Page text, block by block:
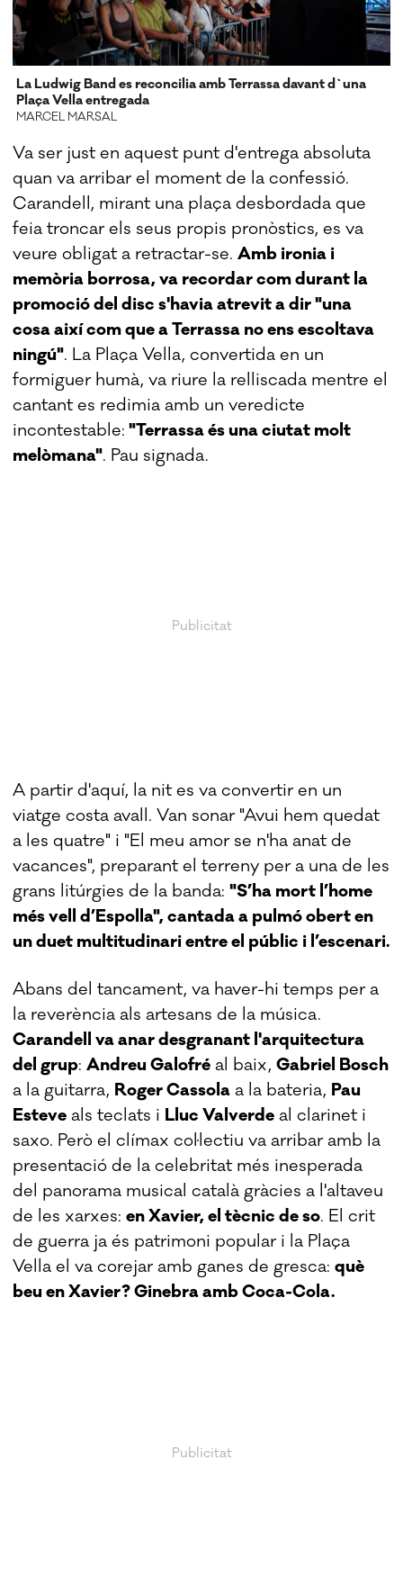
La Ludwig Band es reconcilia amb Terrassa davant d`una
Plaça Vella entregada
MARCEL MARSAL
Va ser just en aquest punt d'entrega absoluta
quan va arribar el moment de la confessió.
Carandell, mirant una plaça desbordada que
feia troncar els seus propis pronòstics, es va
veure obligat a retractar-se.Amb ironia i
memòria borrosa, va recordar com durant la
promoció del disc s'havia atrevit a dir "una
cosa així com que a Terrassa no ens escoltava
ningú". La Plaça Vella, convertida en un
formiguer humà, va riure la relliscada mentre el
cantant es redimia amb un veredicte
incontestable: "Terrassa és una ciutat molt
melòmana". Pau signada.
A partir d'aquí, la nit es va convertir en un
viatge costa avall. Van sonar "Avui hem quedat
a les quatre" i "El meu amor se n'ha anat de
vacances", preparant el terreny per a una de les
grans litúrgies de la banda:"S’ha mort l’home
més vell d’Espolla", cantada a pulmó obert en
un duet multitudinari entre el públic i l’escenari.
Abans del tancament, va haver-hi temps per a
la reverència als artesans de la música.
Carandell va anar desgranant l'arquitectura
del grup:Andreu Galofré al baix,Gabriel Bosch
a la guitarra, Roger Cassola a la bateria, Pau
Esteve als teclats i Lluc Valverde al clarinet i
saxo. Però el clímax col·lectiu va arribar amb la
presentació de la celebritat més inesperada
del panorama musical català gràcies a l'altaveu
de les xarxes:en Xavier, el tècnic de so. El crit
de guerra ja és patrimoni popular i la Plaça
Vella el va corejar amb ganes de gresca:què
beu en Xavier? Ginebra amb Coca-Cola.